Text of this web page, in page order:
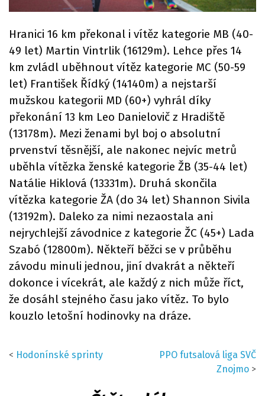
Hranici 16 km překonal i vítěz kategorie MB (40-
49 let) Martin Vintrlik (16129m). Lehce přes 14
km zvládl uběhnout vítěz kategorie MC (50-59
let) František Řídký (14140m) a nejstarší
mužskou kategorii MD (60+) vyhrál díky
překonání 13 km Leo Danielovič z Hradiště
(13178m). Mezi ženami byl boj o absolutní
prvenství těsnější, ale nakonec nejvíc metrů
uběhla vítězka ženské kategorie ŽB (35-44 let)
Natálie Hiklová (13331m). Druhá skončila
vítězka kategorie ŽA (do 34 let) Shannon Sivila
(13192m). Daleko za nimi nezaostala ani
nejrychlejší závodnice z kategorie ŽC (45+) Lada
Szabó (12800m). Někteří běžci se v průběhu
závodu minuli jednou, jiní dvakrát a někteří
dokonce i vícekrát, ale každý z nich může říct,
že dosáhl stejného času jako vítěz. To bylo
kouzlo letošní hodinovky na dráze.
< Hodonínské sprinty
PPO futsalová liga SVČ
Znojmo >